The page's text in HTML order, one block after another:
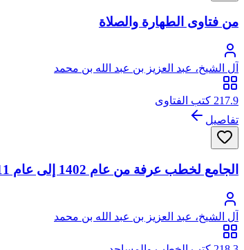
من فتاوى الطهارة والصلاة
آل الشيخ، عبد العزيز بن عبد الله بن محمد
217.9 كتب الفتاوى
تفاصيل
الجامع لخطب عرفة من عام 1402 إلى عام 1411 هـ
آل الشيخ، عبد العزيز بن عبد الله بن محمد